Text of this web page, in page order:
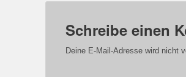
Schreibe einen
Deine E-Mail-Adresse wird nicht